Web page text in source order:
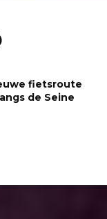
fietsroute
de Seine